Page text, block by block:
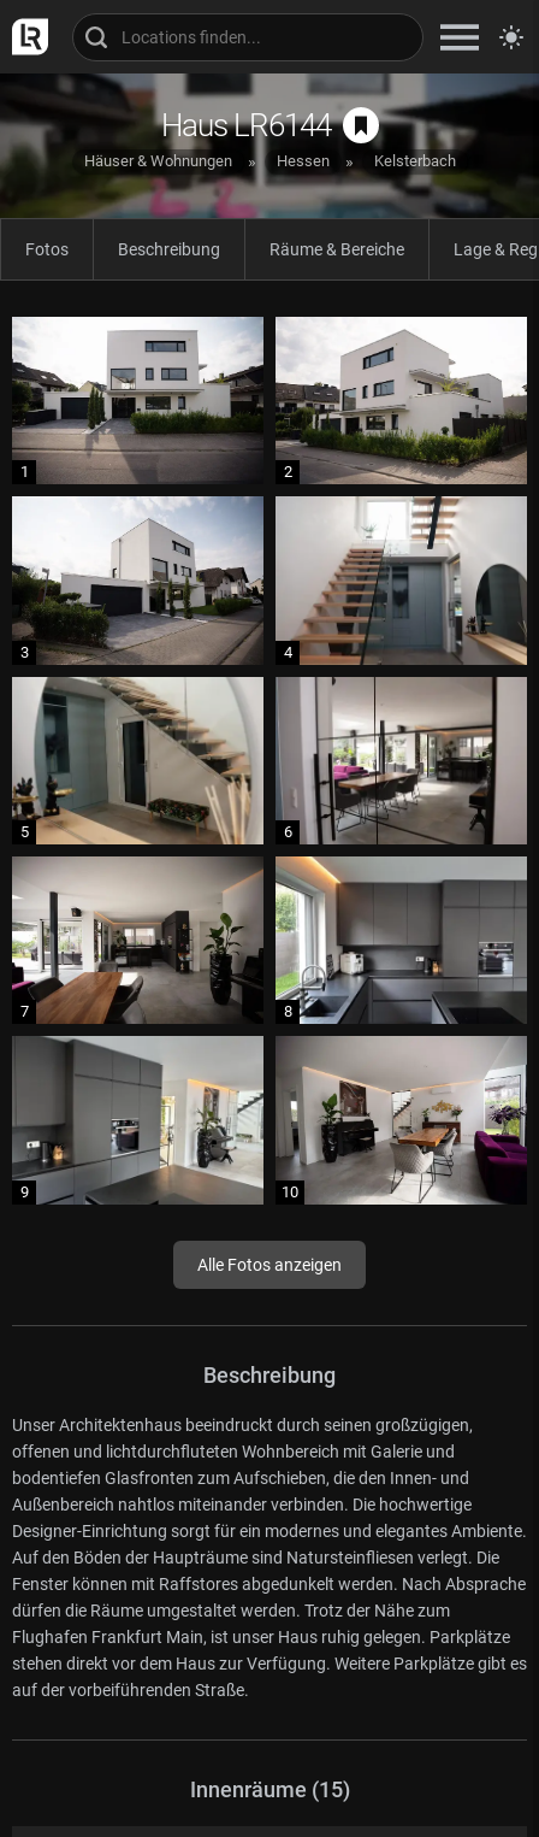
Haus LR6144
Häuser & Wohnungen Hessen Kelsterbach
Fotos Beschreibung Räume & Bereiche Lage &
Alle Fotos anzeigen
Beschreibung
Unser Architektenhaus beeindruckt durch seinen großzügigen,
offenen und lichtdurchfluteten Wohnbereich mit Galerie und
bodentiefen Glasfronten zum Aufschieben, die den Innen- und
Außenbereich nahtlos miteinander verbinden. Die hochwertige
Designer-Einrichtung sorgt für ein modernes und elegantes Ambiente.
Auf den Böden der Haupträume sind Natursteinfliesen verlegt. Die
Fenster können mit Raffstores abgedunkelt werden. Nach Absprache
dürfen die Räume umgestaltet werden. Trotz der Nähe zum
Flughafen Frankfurt Main, ist unser Haus ruhig gelegen. Parkplätze
stehen direkt vor dem Haus zur Verfügung. Weitere Parkplätze gibt es
auf der vorbeiführenden Straße.
Innenräume (15)